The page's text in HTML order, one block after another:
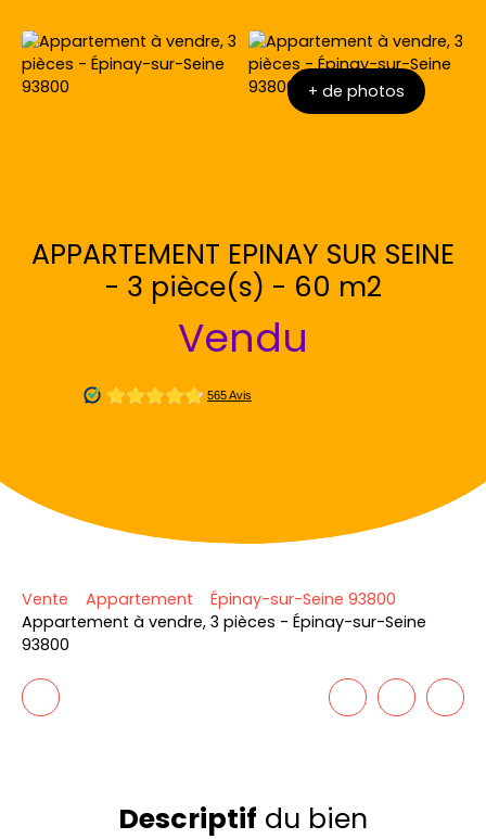
+ de photos
APPARTEMENT EPINAY SUR SEINE
- 3 pièce(s) - 60 m2
Vendu
Vente Appartement
Épinay-sur-Seine 93800
Appartement à vendre, 3 pièces - Épinay-sur-Seine
93800
Descriptif du bien